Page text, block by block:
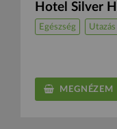
Hotel Silver
Egészség Utazás
MEGNÉZEM